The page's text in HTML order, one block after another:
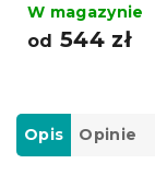
W magazynie
od 544 zł
Opis Opinie